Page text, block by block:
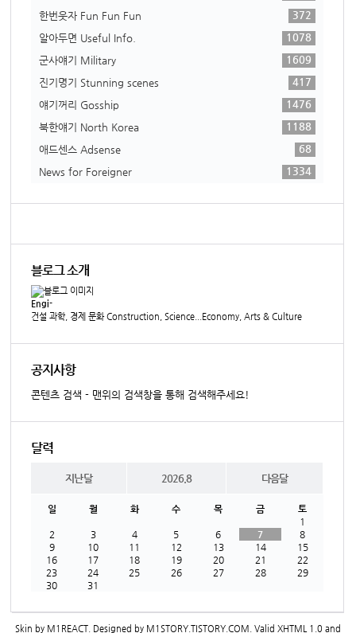
한번웃자 Fun Fun Fun
372
알아두면 Useful Info.
1078
군사얘기 Military
1609
진기명기 Stunning scenes
417
얘기꺼리 Gosship
1476
북한얘기 North Korea
1188
애드센스 Adsense
68
News for Foreigner
1334
블로그 소개
Engi-
건설 과학, 경제 문화 Construction, Science...Economy, Arts & Culture
공지사항
콘텐츠 검색 - 맨위의 검색창을 통해 검색해주세요!
달력
지난달 2026.8 다음달
일 월 화 수 목 금
토
1
2
3 4 5 6 7
8
9
10 11 12 13 14
15
16
17 18 19 20 21
22
23
24 25 26 27 28
29
30
31
Skin by M1REACT . Designed by M1STORY.TISTORY.COM . Valid XHTML 1.0 and